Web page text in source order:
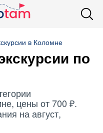
в Коломне
по
цены от 700 ₽.
на август,